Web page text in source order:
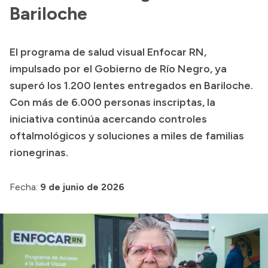
Delegaciones
Accesos directos
SIU GUARANÍ
SECUNDARIO
TECNICATURAS
CAPACITACIONES
Bariloche
El programa de salud visual Enfocar RN,
impulsado por el Gobierno de Río Negro, ya
superó los 1.200 lentes entregados en Bariloche.
Con más de 6.000 personas inscriptas, la
iniciativa continúa acercando controles
oftalmológicos y soluciones a miles de familias
rionegrinas.
Fecha: 9 de junio de 2026